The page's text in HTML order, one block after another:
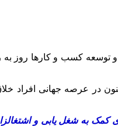
توسعه کسب و کارها روز
در عرصه جهانی افراد
به شغل یابی و